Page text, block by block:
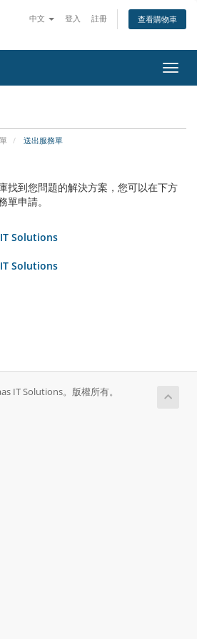
中文 登入 註冊 查看購物車
切
換
送出服務單
找到您問題的解決方案，您可以在下方
單申請。
Solutions
Solutions
IT Solutions。版權所有。